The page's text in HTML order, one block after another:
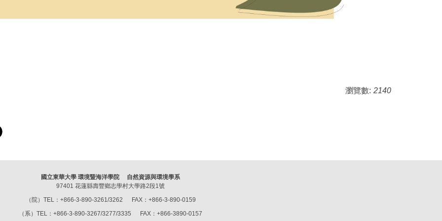
瀏覽數: 2140
國立東華大學 環境暨海洋學院 自然資源與環境學系
97401 花蓮縣壽豐鄉志學村大學路2段1號
（院）TEL：+866-3-890-3261/3262 FAX：+866-3-890-0159
（系）TEL：+866-3-890-3267/3277/3335 FAX：+866-3890-0157